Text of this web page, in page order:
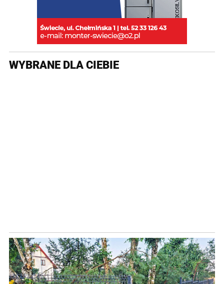
WYBRANE DLA CIEBIE